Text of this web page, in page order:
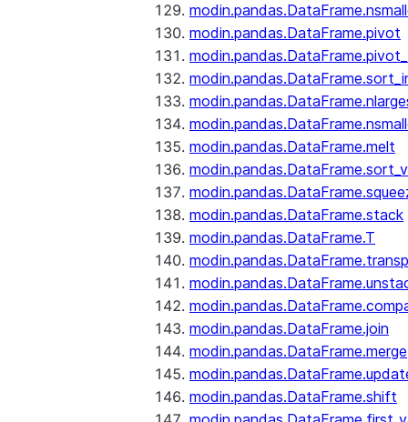
modin.pandas.DataFrame.pivot
modin.pandas.DataFrame.melt
modin.pandas.DataFrame.stack
modin.pandas.DataFrame.T
modin.pandas.DataFrame.join
modin.pandas.DataFrame.merge
modin.pandas.DataFrame.shift